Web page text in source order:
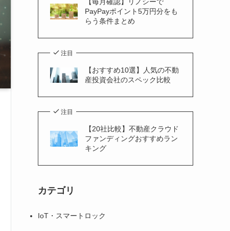
PayPayポイント5万円分をも
らう条件まとめ
注目
【おすすめ10選】人気の不動
産投資会社のスペック比較
注目
【20社比較】不動産クラウド
ファンディングおすすめラン
キング
カテゴリ
IoT・スマートロック